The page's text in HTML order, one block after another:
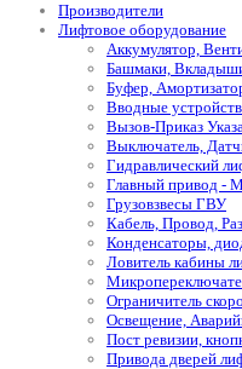
Производители
Лифтовое оборудование
Аккумулятор,
Башмаки,
Буфер,
Вводные
Вызов-Приказ
Выключатель,
Гидравлический
Главный привод -
Грузовзвесы ГВУ
Кабель, Провод,
Конденсаторы,
Ловитель кабины
Ограничитель
Освещение,
Пост ревизии,
Привода дверей